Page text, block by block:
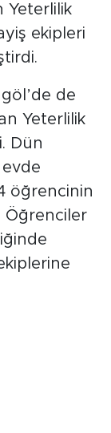
Yeterlilik
ekipleri
de
Yeterlilik
Dün
öğrencinin
Öğrenciler